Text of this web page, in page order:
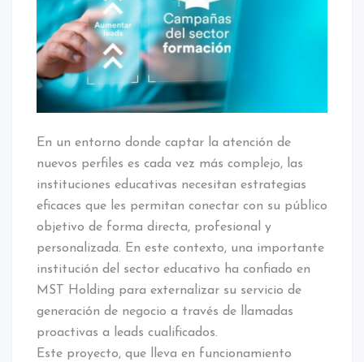
En un entorno donde captar la atención de
nuevos perfiles es cada vez más complejo, las
instituciones educativas necesitan estrategias
eficaces que les permitan conectar con su público
objetivo de forma directa, profesional y
personalizada. En este contexto, una importante
institución del sector educativo ha confiado en
MST Holding para externalizar su servicio de
generación de negocio a través de llamadas
proactivas a leads cualificados.
Este proyecto, que lleva en funcionamiento